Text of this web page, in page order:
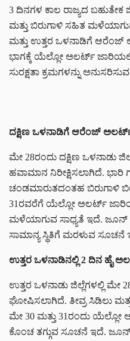
3 ದಿನಗಳ ಕಾಲ ರಾಜ್ಯದ ಬಹುತೇಕ
ಮತ್ತು ಬಿರುಗಾಳಿ ಸಹಿತ
ಮತ್ತು ಉತ್ತರ ಒಳನಾಡಿಗೆ ಆರೆಂಜ್
ಭಾಗಕ್ಕೆ ಯೆಲ್ಲೋ ಅಲರ್ಟ್
ಸುರಕ್ಷತಾ ಕ್ರಮಗಳನ್ನು
ದಕ್ಷಿಣ ಒಳನಾಡಿಗೆ ಆರೆಂಜ್
ಮೇ 28ರಂದು ದಕ್ಷಿಣ ಒಳನಾಡು
ಹವಾಮಾನ ನಿರೀಕ್ಷಿಸಲಾಗಿದೆ. ಭಾರಿ
ಚಂಡಮಾರುತದಂತಹ ಬಿರುಗಾಳಿ
31ರವರೆಗೆ ಯೆಲ್ಲೋ ಅಲರ್ಟ್
ಮಳೆಯಾಗುವ ಸಾಧ್ಯತೆ ಇದೆ. ಜೂನ್
ಸಾಮಾನ್ಯ ಸ್ಥಿತಿಗೆ ಮರಳುವ ಸೂಚನೆ
ಉತ್ತರ ಒಳನಾಡಿನಲ್ಲಿ 2 ದಿನ ಹೈ
ಉತ್ತರ ಒಳನಾಡು ಜಿಲ್ಲೆಗಳಲ್ಲಿ ಮೇ
ಘೋಷಿಸಲಾಗಿದೆ. ತೀವ್ರ ಸಿಡಿಲು
ಮೇ 30 ಮತ್ತು 31ರಂದು ಯೆಲ್ಲೋ
ಕೊಂಚ ತಗ್ಗುವ ಸೂಚನೆ ಇದೆ.